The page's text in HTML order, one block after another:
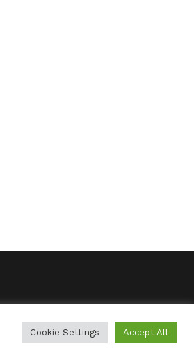
Crédits Mentions légales
Cookie Settings Accept All